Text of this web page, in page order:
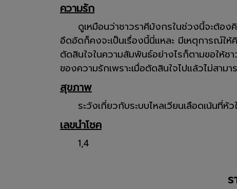
ความรัก
ดูเหมือนว่าชาวราศีมังกรในช่วงนี้จะต้องคิ
อึดอัดก็คงจะเป็นเรื่องนี้นี่แหละ มีเหตุการณ์ใ
ตัดสินใจในความสัมพันธ์อย่างไรก็ตามขอให้ช
ของความรักเพราะเมื่อตัดสินใจไปแล้วไม่สาม
สุขภาพ
ระวังเกี่ยวกับระบบไหลเวียนเลือดเน้นที่หั
เลขนำโชค
1,4